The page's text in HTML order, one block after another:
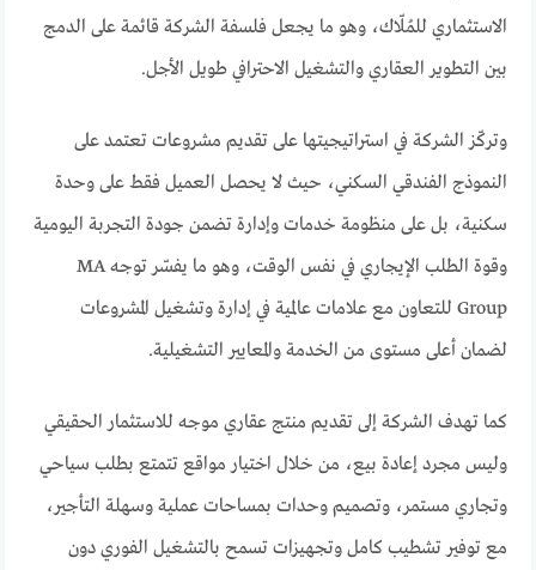
الاستثماري للمُلّاك، وهو ما يجعل فلسفة الشركة قائمة على الدمج
بين التطوير العقاري والتشغيل الاحترافي طويل الأجل.
وتركّز الشركة في استراتيجيتها على تقديم مشروعات تعتمد على
النموذج الفندقي السكني، حيث لا يحصل العميل فقط على وحدة
سكنية، بل على منظومة خدمات وإدارة تضمن جودة التجربة اليومية
وقوة الطلب الإيجاري في نفس الوقت، وهو ما يفسّر توجه MA
Group للتعاون مع علامات عالمية في إدارة وتشغيل المشروعات
لضمان أعلى مستوى من الخدمة والمعايير التشغيلية.
كما تهدف الشركة إلى تقديم منتج عقاري موجه للاستثمار الحقيقي
وليس مجرد إعادة بيع، من خلال اختيار مواقع تتمتع بطلب سياحي
وتجاري مستمر، وتصميم وحدات بمساحات عملية وسهلة التأجير،
مع توفير تشطيب كامل وتجهيزات تسمح بالتشغيل الفوري دون